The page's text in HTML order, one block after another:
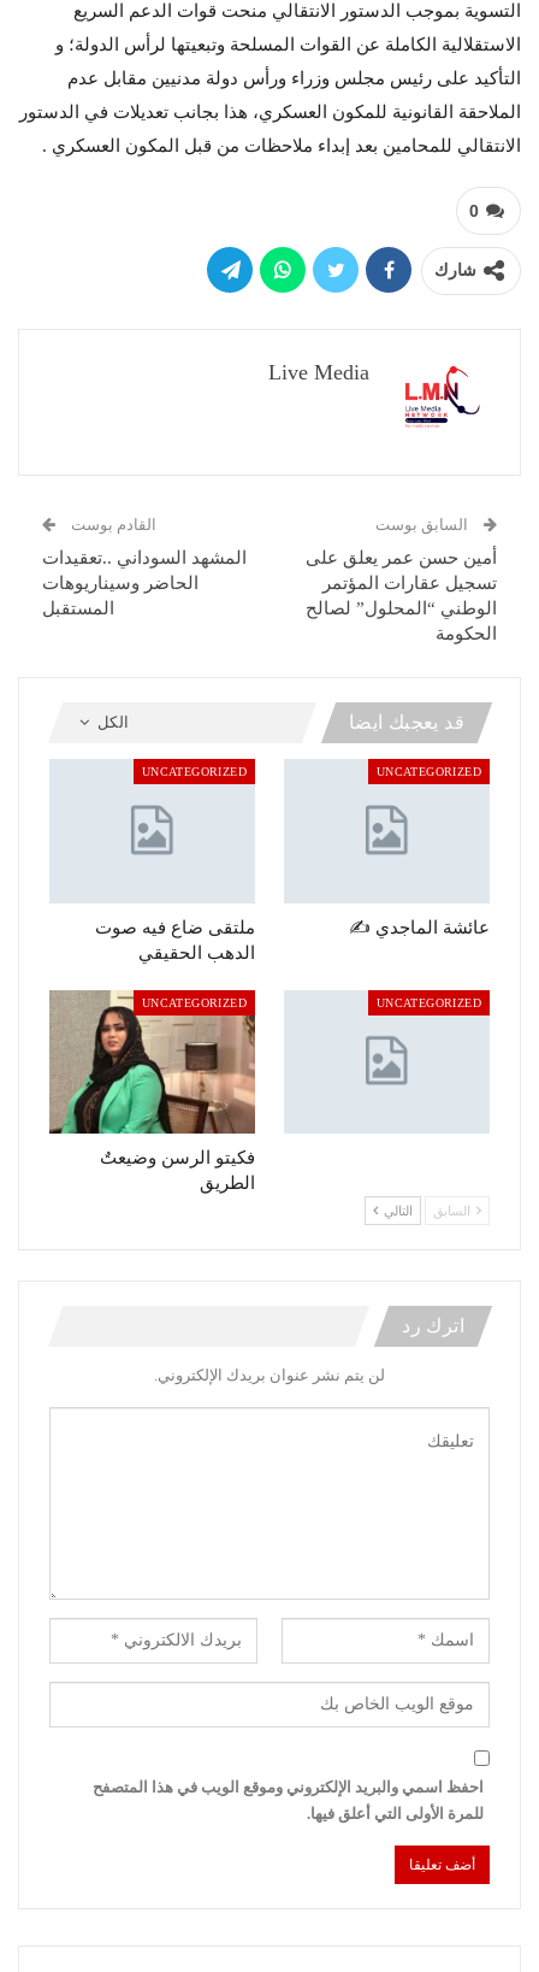
التسوية بموجب الدستور الانتقالي منحت قوات الدعم السريع
الاستقلالية الكاملة عن القوات المسلحة وتبعيتها لرأس الدولة؛ و
التأكيد على رئيس مجلس وزراء ورأس دولة مدنيين مقابل عدم
الملاحقة القانونية للمكون العسكري، هذا بجانب تعديلات في الدستور
الانتقالي للمحامين بعد إبداء ملاحظات من قبل المكون العسكري .
0
شارك
Live Media
السابق بوست
أمين حسن عمر يعلق على
تسجيل عقارات المؤتمر
الوطني “المحلول” لصالح
الحكومة
القادم بوست
المشهد السوداني ..تعقيدات
الحاضر وسيناريوهات
المستقبل
الكل قد يعجبك ايضا
UNCATEGORIZED
عائشة الماجدي ✍️
UNCATEGORIZED
ملتقى ضاع فيه صوت
الدهب الحقيقي
UNCATEGORIZED
UNCATEGORIZED
فكيتو الرسن وضيعتٌ
الطريق
السابق التالي
اترك رد
لن يتم نشر عنوان بريدك الإلكتروني.
احفظ اسمي والبريد الإلكتروني وموقع الويب في هذا المتصفح
للمرة الأولى التي أعلق فيها.